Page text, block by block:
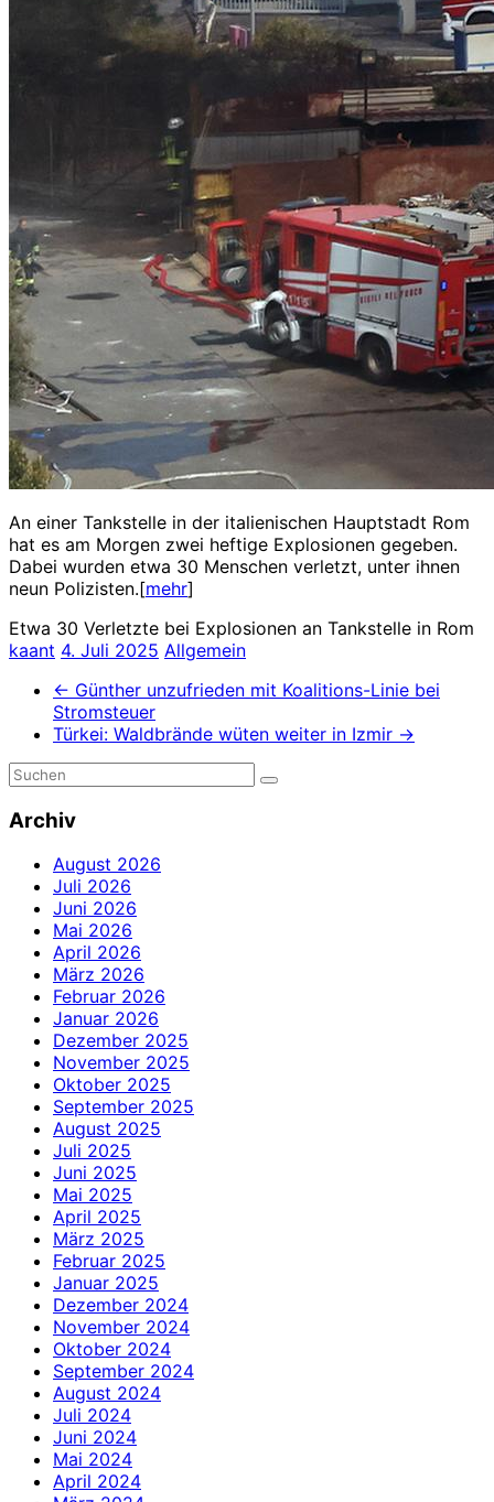
An einer Tankstelle in der italienischen Hauptstadt Rom
hat es am Morgen zwei heftige Explosionen gegeben.
Dabei wurden etwa 30 Menschen verletzt, unter ihnen
neun Polizisten.[mehr]
Etwa 30 Verletzte bei Explosionen an Tankstelle in Rom
kaant 4. Juli 2025 Allgemein
← Günther unzufrieden mit Koalitions-Linie bei
Stromsteuer
Türkei: Waldbrände wüten weiter in Izmir →
Archiv
August 2026
Juli 2026
Juni 2026
Mai 2026
April 2026
März 2026
Februar 2026
Januar 2026
Dezember 2025
November 2025
Oktober 2025
September 2025
August 2025
Juli 2025
Juni 2025
Mai 2025
April 2025
März 2025
Februar 2025
Januar 2025
Dezember 2024
November 2024
Oktober 2024
September 2024
August 2024
Juli 2024
Juni 2024
Mai 2024
April 2024